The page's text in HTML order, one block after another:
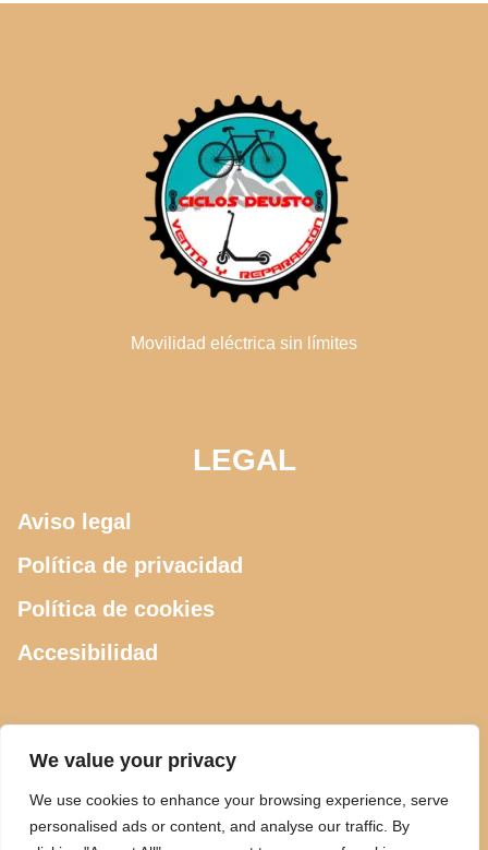
We value your privacy
We use cookies to enhance your browsing experience, serve
personalised ads or content, and analyse our traffic. By
Movilidad eléctrica sin límites
LEGAL
Aviso legal
Política de privacidad
Política de cookies
Accesibilidad
CONTACTO
615 505 289